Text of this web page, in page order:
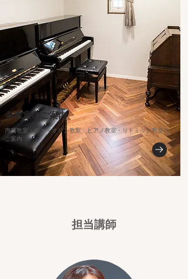
各教室のご案内
声楽教室・ヴァイオリン教室・ピアノ教室・リトミック教室の
ご案内
担当講師